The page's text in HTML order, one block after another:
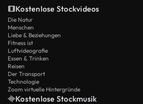
Kostenlose Stockvideos
Die Natur
Menschen
Liebe & Beziehungen
Fitness ist
Luftvideografie
Essen & Trinken
Reisen
Der Transport
Technologie
Zoom virtuelle Hintergründe
Kostenlose Stockmusik